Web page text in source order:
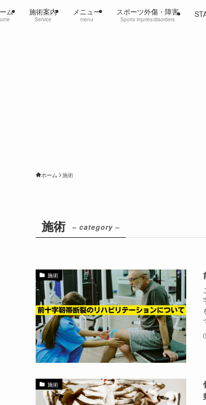
ム 施術案内
Service
メニュー
menu
スポーツ外傷・障害
Sports injuries/disorders
ホーム 施術
施術 – category –
施術
施術